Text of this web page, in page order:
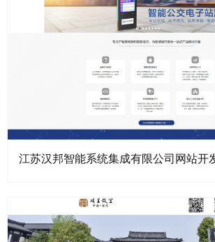
江苏汉邦智能系统集成有限公司网站开